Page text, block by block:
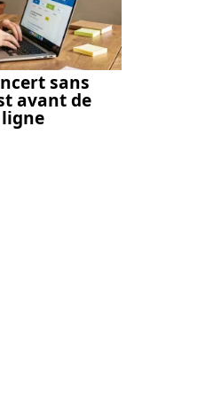
sans
avant de